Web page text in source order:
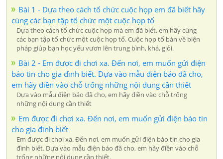
Bài 1 - Dựa theo cách tổ chức cuộc họp em đã biết hãy
cùng các bạn tập tổ chức một cuộc họp tổ
Dựa theo cách tổ chức cuộc họp mà em đã biết, em hãy cùng
các bạn tập tổ chức một cuộc họp tổ. Cuộc họp tổ bàn về biện
pháp giúp bạn học yếu vươn lên trung bình, khá, giỏi.
Bài 2 - Em được đi chơi xa. Đến nơi, em muốn gửi điện
báo tin cho gia đình biết. Dựa vào mẫu điện báo đã cho,
em hãy điền vào chỗ trống những nội dung cần thiết
Dựa vào mẫu điện báo đã cho, em hãy điền vào chỗ trống
những nội dung cần thiết
Em được đi chơi xa. Đến nơi, em muốn gửi điện báo tin
cho gia đình biết
Em được đi chơi xa. Đến nơi, em muốn gửi điện báo tin cho gia
đình biết. Dựa vào mẫu điện báo đã cho, em hãy điền vào chỗ
trống những nội dung cần thiết.